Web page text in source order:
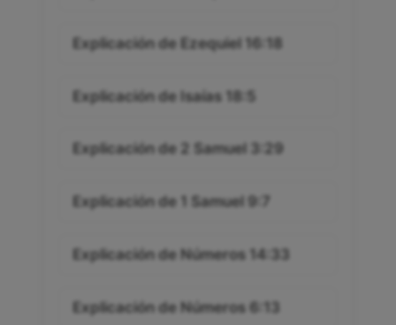
Explicación de Ezequiel 16:18
Explicación de Isaías 18:5
Explicación de 2 Samuel 3:29
Explicación de 1 Samuel 9:7
Explicación de Números 14:33
Explicación de Números 6:13